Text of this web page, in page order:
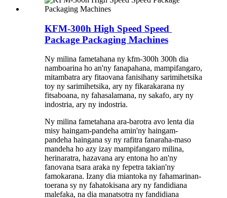
KFM-300h High Speed ​​Speed ​​
Package Packaging Machines
Ny milina fametahana ny kfm-300h 300h dia
namboarina ho an'ny fanapahana, mampifangaro,
mitambatra ary fitaovana fanisihany sarimihetsika
toy ny sarimihetsika, ary ny fikarakarana ny
fitsaboana, ny fahasalamana, ny sakafo, ary ny
indostria, ary ny indostria.
Ny milina fametahana ara-barotra avo lenta dia
misy haingam-pandeha amin'ny haingam-
pandeha haingana sy ny rafitra fanaraha-maso
mandeha ho azy izay mampifangaro milina,
herinaratra, hazavana ary entona ho an'ny
fanovana tsara araka ny fepetra takian'ny
famokarana. Izany dia miantoka ny fahamarinan-
toerana sy ny fahatokisana ary ny fandidiana
malefaka, na dia manatsotra ny fandidiana